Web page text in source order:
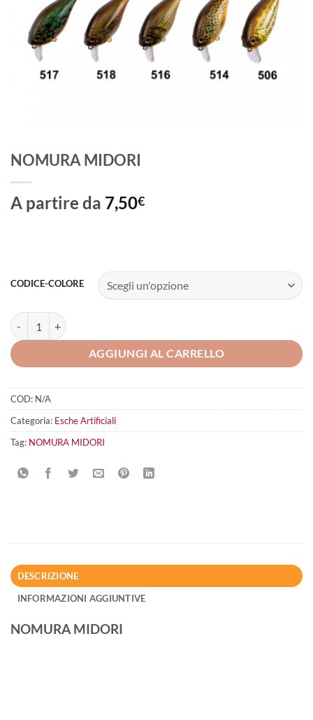
NOMURA MIDORI
A partire da 7,50€
CODICE-COLORE
NOMURA MIDORI quantità
AGGIUNGI AL CARRELLO
COD: N/A
Categoria: Esche Artificiali
Tag: NOMURA MIDORI
DESCRIZIONE
INFORMAZIONI AGGIUNTIVE
NOMURA MIDORI